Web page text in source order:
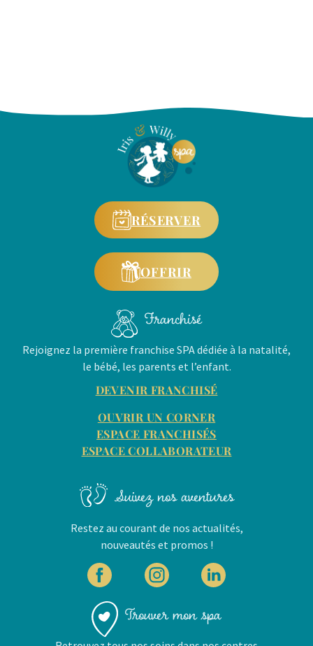
RÉSERVER
OFFRIR
Franchisé
Rejoignez la première franchise SPA dédiée à la natalité,
le bébé, les parents et l’enfant.
DEVENIR FRANCHISÉ
OUVRIR UN CORNER
ESPACE FRANCHISÉS
ESPACE COLLABORATEUR
Suivez nos aventures
Restez au courant de nos actualités,
nouveautés et promos !
Trouver mon spa